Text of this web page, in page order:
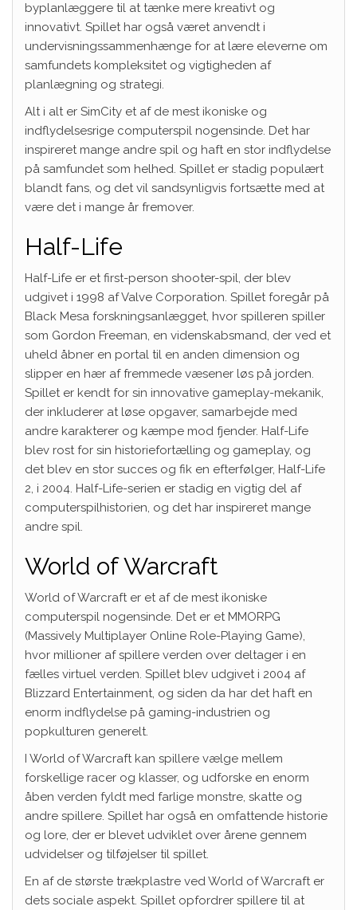
byplanlæggere til at tænke mere kreativt og
innovativt. Spillet har også været anvendt i
undervisningssammenhænge for at lære eleverne om
samfundets kompleksitet og vigtigheden af
planlægning og strategi.
Alt i alt er SimCity et af de mest ikoniske og
indflydelsesrige computerspil nogensinde. Det har
inspireret mange andre spil og haft en stor indflydelse
på samfundet som helhed. Spillet er stadig populært
blandt fans, og det vil sandsynligvis fortsætte med at
være det i mange år fremover.
Half-Life
Half-Life er et first-person shooter-spil, der blev
udgivet i 1998 af Valve Corporation. Spillet foregår på
Black Mesa forskningsanlægget, hvor spilleren spiller
som Gordon Freeman, en videnskabsmand, der ved et
uheld åbner en portal til en anden dimension og
slipper en hær af fremmede væsener løs på jorden.
Spillet er kendt for sin innovative gameplay-mekanik,
der inkluderer at løse opgaver, samarbejde med
andre karakterer og kæmpe mod fjender. Half-Life
blev rost for sin historiefortælling og gameplay, og
det blev en stor succes og fik en efterfølger, Half-Life
2, i 2004. Half-Life-serien er stadig en vigtig del af
computerspilhistorien, og det har inspireret mange
andre spil.
World of Warcraft
World of Warcraft er et af de mest ikoniske
computerspil nogensinde. Det er et MMORPG
(Massively Multiplayer Online Role-Playing Game),
hvor millioner af spillere verden over deltager i en
fælles virtuel verden. Spillet blev udgivet i 2004 af
Blizzard Entertainment, og siden da har det haft en
enorm indflydelse på gaming-industrien og
popkulturen generelt.
I World of Warcraft kan spillere vælge mellem
forskellige racer og klasser, og udforske en enorm
åben verden fyldt med farlige monstre, skatte og
andre spillere. Spillet har også en omfattende historie
og lore, der er blevet udviklet over årene gennem
udvidelser og tilføjelser til spillet.
En af de største trækplastre ved World of Warcraft er
dets sociale aspekt. Spillet opfordrer spillere til at